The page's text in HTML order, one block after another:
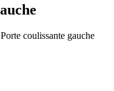
coulissante gauche